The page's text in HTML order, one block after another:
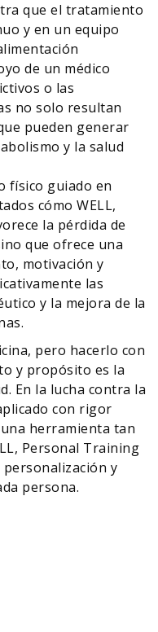
que el tratamiento
y en un equipo
de un médico
o las
no solo resultan
pueden generar
y la salud
físico guiado en
cómo WELL,
la pérdida de
que ofrece una
motivación y
las
y la mejora de la
pero hacerlo con
y propósito es la
En la lucha contra la
con rigor
herramienta tan
Personal Training
y
persona.